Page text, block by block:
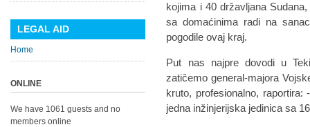
kojima i 40 državljana
sa domaćinima radi na
pogodile ovaj kraj.
Put nas najpre dovodi u
zatičemo general-majora
kruto, profesionalno,
jedna inžinjerijska jedinica sa
LEGAL AID
Home
ONLINE
We have 1061 guests and no
members online